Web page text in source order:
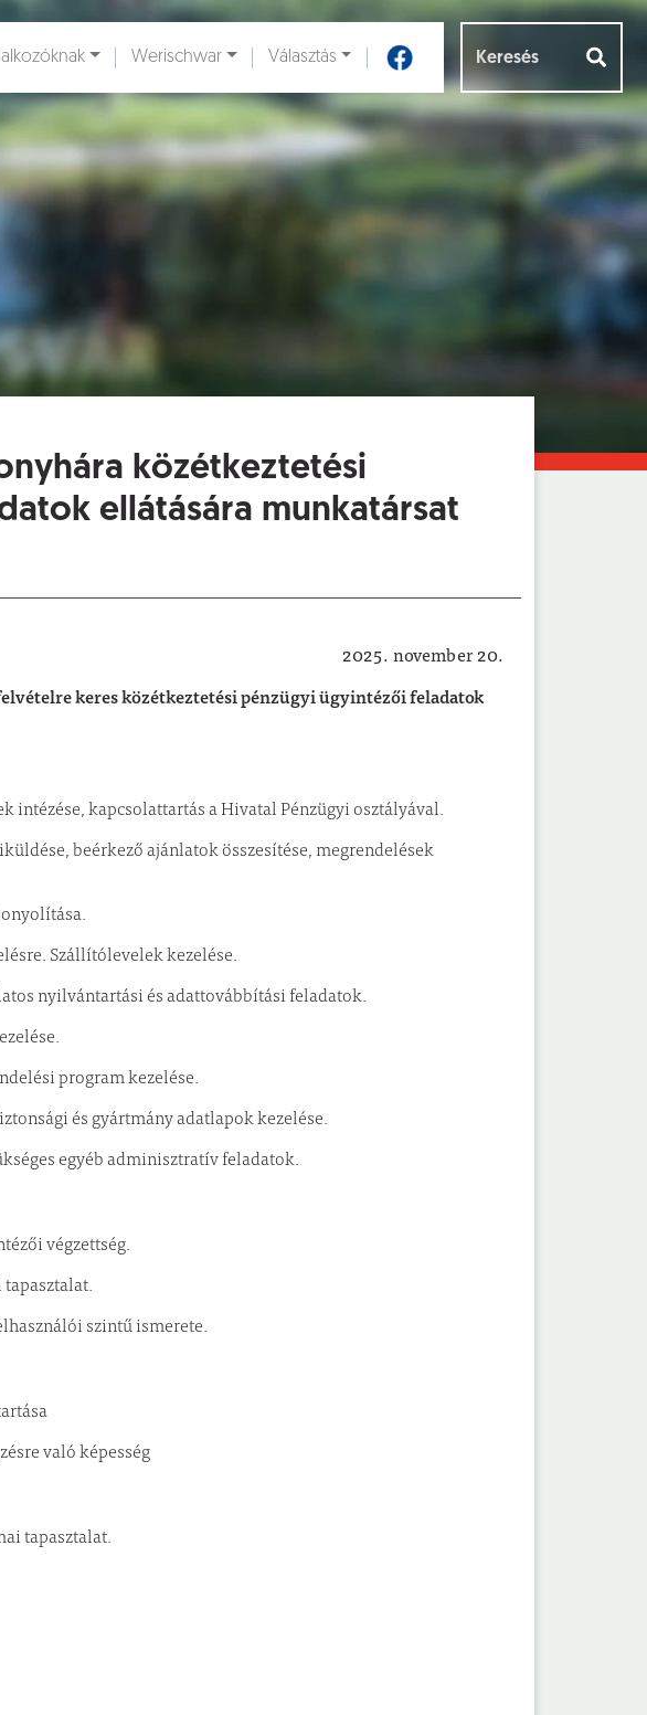
Werischwar Választás
közétkeztetési
ellátására munkatársat
Intézményi állásajánlatok
2025. november 20.
keres közétkeztetési pénzügyi ügyintézői feladatok
kapcsolattartás a Hivatal Pénzügyi osztályával.
beérkező ajánlatok összesítése, megrendelések
Szállítólevelek kezelése.
nyilvántartási és adattovábbítási feladatok.
program kezelése.
és gyártmány adatlapok kezelése.
egyéb adminisztratív feladatok.
végzettség.
szintű ismerete.
való képesség
tapasztalat.